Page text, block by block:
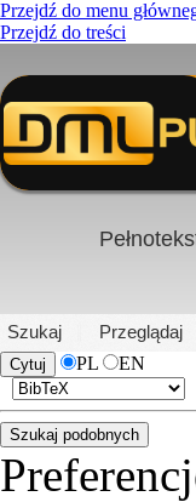
Przejdź do menu
Przejdź do treści
PL|EN
Szukaj
Przeglądaj
PL
EN